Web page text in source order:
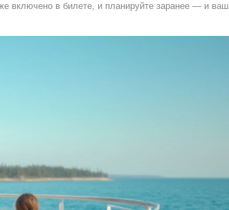
включено в билете, и планируйте заранее — и ваш